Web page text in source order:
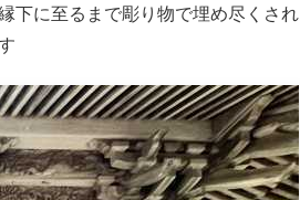
に至るまで彫り物で埋め尽くされ